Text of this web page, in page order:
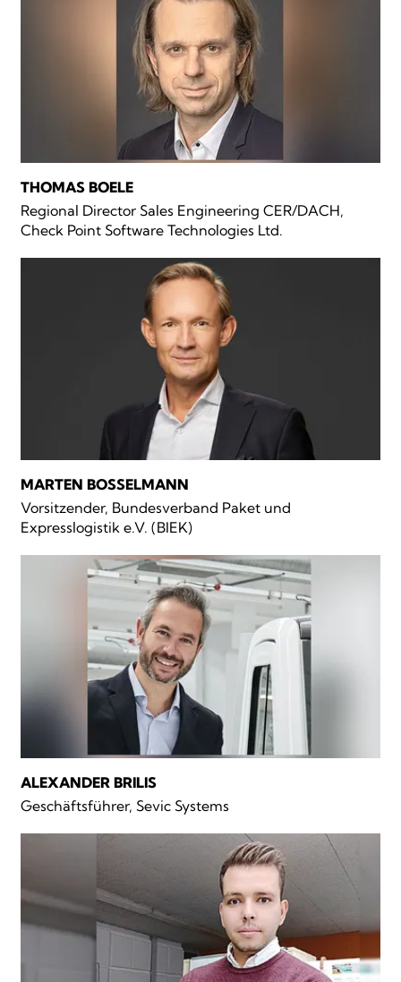
THOMAS BOELE
Regional Director Sales Engineering CER/DACH,
Check Point Software Technologies Ltd.
MARTEN BOSSELMANN
Vorsitzender, Bundesverband Paket und
Expresslogistik e.V. (BIEK)
ALEXANDER BRILIS
Geschäftsführer, Sevic Systems